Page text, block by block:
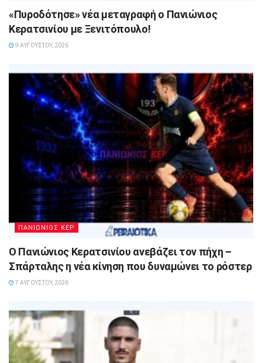
«Πυροδότησε» νέα μεταγραφή ο Πανιώνιος
Κερατσινίου με Ξενιτόπουλο!
9 ΑΥΓΟΎΣΤΟΥ, 2026
ΠΑΝΙΩΝΙΟΣ ΚΕΡ
Ο Πανιώνιος Κερατσινίου ανεβάζει τον πήχη –
Σπάρταλης η νέα κίνηση που δυναμώνει το ρόστερ
7 ΑΥΓΟΎΣΤΟΥ, 2026